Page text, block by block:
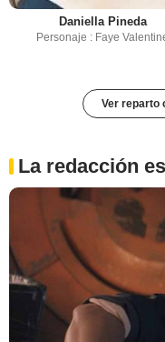
Daniella Pineda
Personaje : Faye
Ver reparto
La redacción